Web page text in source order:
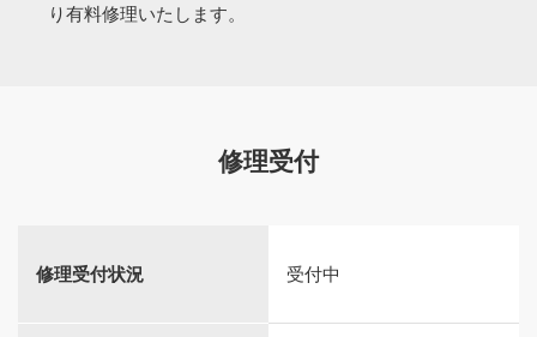
り有料修理いたします。
修理受付
修理受付状況 受付中